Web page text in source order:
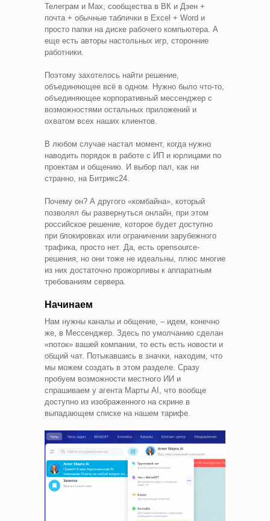
Телеграм и Max, сообщества в ВК и Дзен +
почта + обычные таблички в Excel + Word и
просто папки на диске рабочего компьютера. А
еще есть авторы настольных игр, сторонние
работники.
Поэтому захотелось найти решение,
объединяющее всё в одном. Нужно было что-то,
объединяющее корпоративный мессенджер с
возможностями остальных приложений и
охватом всех наших клиентов.
В любом случае настал момент, когда нужно
наводить порядок в работе с ИП и юрлицами по
проектам и общению. И выбор пал, как ни
странно, на Битрикс24.
Почему он? А другого «комбайна», который
позволял бы развернуться онлайн, при этом
российское решение, которое будет доступно
при блокировках или ограничении зарубежного
трафика, просто нет. Да, есть opensource-
решения, но они тоже не идеальны, плюс многие
из них достаточно прожорливы к аппаратным
требованиям сервера.
Начинаем
Нам нужны каналы и общение, – идем, конечно
же, в Мессенджер. Здесь по умолчанию сделан
«поток» вашей компании, то есть есть новости и
общий чат. Потыкавшись в значки, находим, что
мы можем создать в этом разделе. Сразу
пробуем возможности местного ИИ и
спрашиваем у агента Марты AI, что вообще
доступно из изображенного на скрине в
выпадающем списке на нашем тарифе.